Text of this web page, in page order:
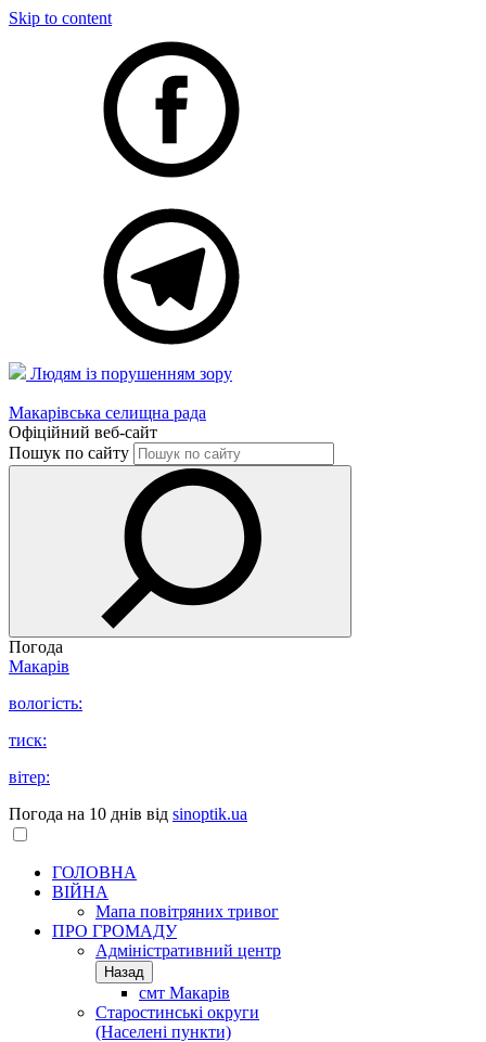
Skip to content
Людям із порушенням зору
Макарівська селищна рада
Офіційний веб-сайт
Пошук по сайту
Погода
Макарів
вологість:
тиск:
вітер:
Погода на 10 днів від sinoptik.ua
ГОЛОВНА
ВІЙНА
Мапа повітряних тривог
ПРО ГРОМАДУ
Aдміністративний центр
Назад
смт Макарів
Старостинські округи
(Населені пункти)